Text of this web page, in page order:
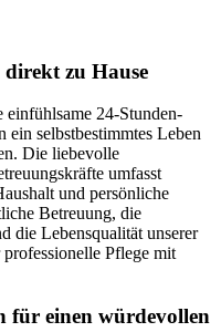
direkt zu Hause
einfühlsame 24-Stunden-
ein selbstbestimmtes Leben
Die liebevolle
umfasst
und persönliche
Betreuung, die
die Lebensqualität unserer
Pflege mit
für einen würdevollen